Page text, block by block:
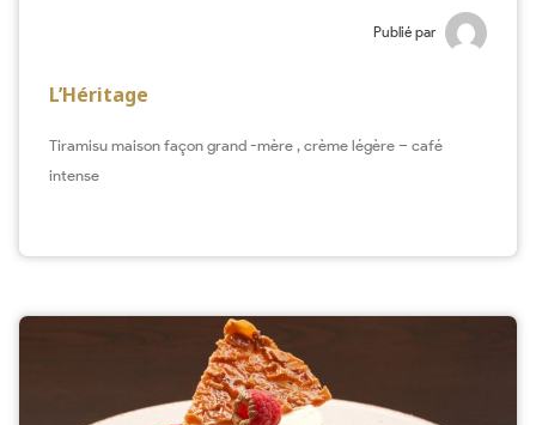
Publié par
L’Héritage
Tiramisu maison façon grand -mère , crème légère – café
intense